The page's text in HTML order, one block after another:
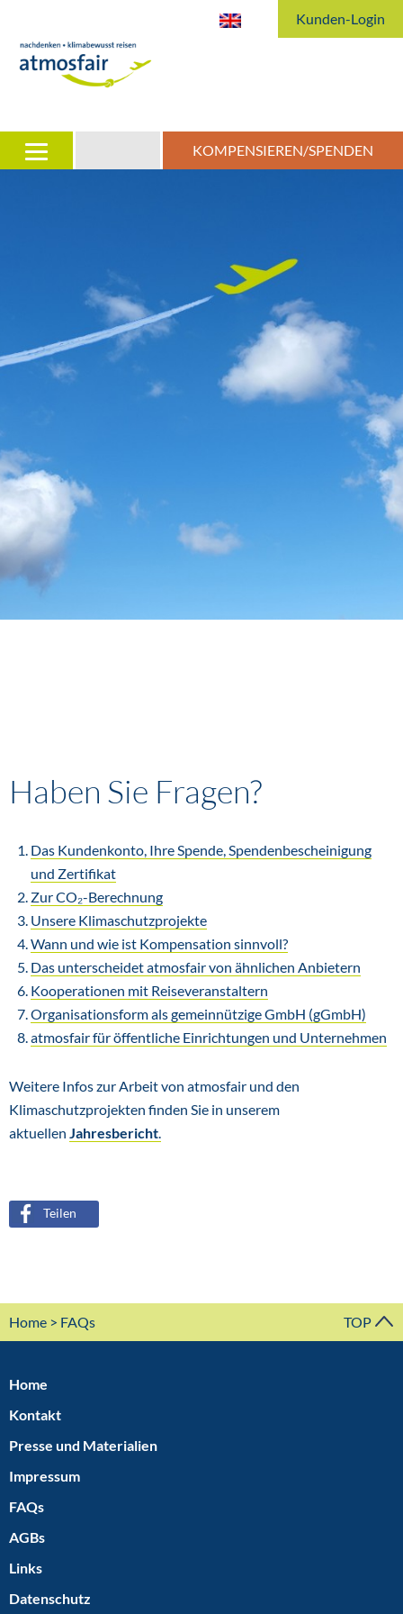
Kunden-Login
KOMPENSIEREN/SPENDEN
Haben Sie Fragen?
Das Kundenkonto, Ihre Spende, Spendenbescheinigung
und Zertifikat
Zur CO₂-Berechnung
Unsere Klimaschutzprojekte
Wann und wie ist Kompensation sinnvoll?
Das unterscheidet atmosfair von ähnlichen Anbietern
Kooperationen mit Reiseveranstaltern
Organisationsform als gemeinnützige GmbH (gGmbH)
atmosfair für öffentliche Einrichtungen und Unternehmen
Weitere Infos zur Arbeit von atmosfair und den
Klimaschutzprojekten finden Sie in unserem
aktuellen Jahresbericht.
Teilen
Home > FAQs TOP
Home
Kontakt
Presse und Materialien
Impressum
FAQs
AGBs
Links
Datenschutz